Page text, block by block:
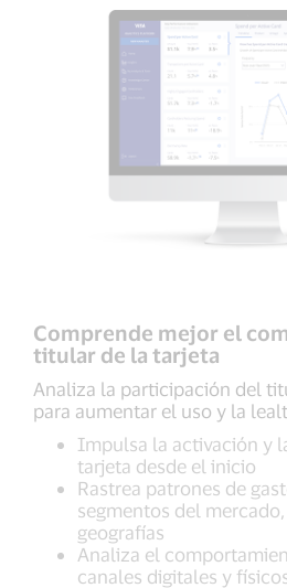
Comprende mejor el
titular de la tarjeta
Analiza la participación del
para aumentar el uso y la
Impulsa la activación y
tarjeta desde el inicio
Rastrea patrones de
segmentos del
geografías
Analiza el
canales digitales y